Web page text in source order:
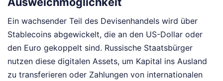
Ein wachsender Teil des Devisenhandels wird über
Stablecoins abgewickelt, die an den US-Dollar oder
den Euro gekoppelt sind. Russische Staatsbürger
nutzen diese digitalen Assets, um Kapital ins Ausland
zu transferieren oder Zahlungen von internationalen